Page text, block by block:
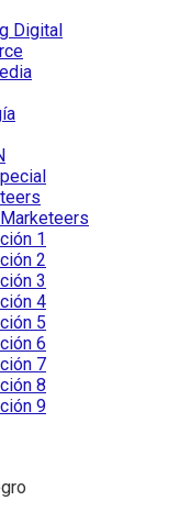
Digital
1
2
3
4
5
6
7
8
9